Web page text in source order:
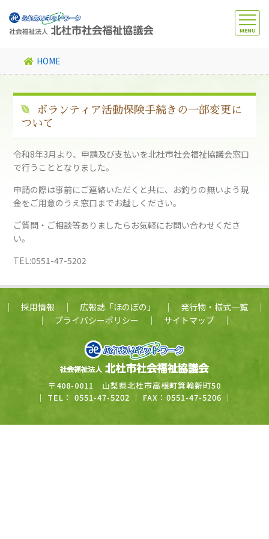
HOME
ボランティア活動保険手続きの一部変更に
ついて
令和8年3月より、申請及び支払いを北杜市社会福祉協議会窓口
で行うこととなりました。
申請の際は事前にご連絡いただくと共に、お釣りの無いよう現
金をご用意のうえ窓口までお越しください。
ご質問・ご相談等ありましたらお気軽にお問い合わせくださ
い。
TEL:0551-47-5202
│ 採用情報 │ 広報誌「ほのぼの」 │ 発行物・様式一覧 │
│ プライバシーポリシー │ サイトマップ │
〒408-0011 山梨県北杜市高根町箕輪新町50
｜ TEL： 0551-47-5202 ｜ FAX：0551-47-5206 ｜